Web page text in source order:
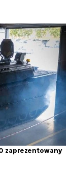
zaprezentowany